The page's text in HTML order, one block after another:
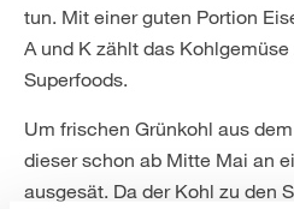
tun. Mit einer guten Portion
A und K zählt das
Superfoods.
Um frischen Grünkohl aus
dieser schon ab Mitte Mai an
ausgesät. Da der Kohl zu den